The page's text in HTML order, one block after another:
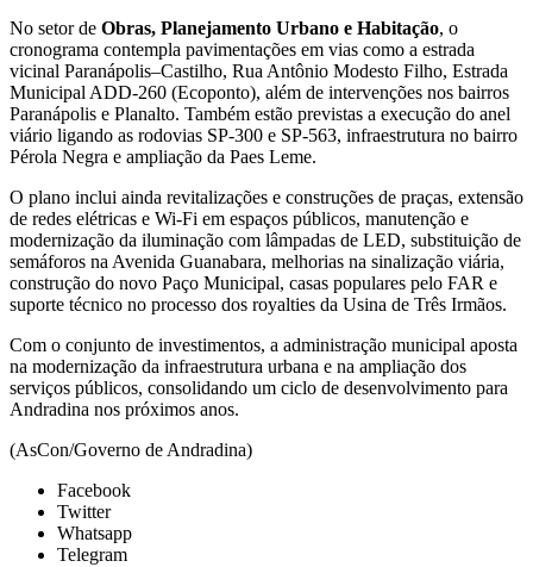
No setor de Obras, Planejamento Urbano e Habitação, o
cronograma contempla pavimentações em vias como a estrada
vicinal Paranápolis–Castilho, Rua Antônio Modesto Filho, Estrada
Municipal ADD-260 (Ecoponto), além de intervenções nos bairros
Paranápolis e Planalto. Também estão previstas a execução do anel
viário ligando as rodovias SP-300 e SP-563, infraestrutura no bairro
Pérola Negra e ampliação da Paes Leme.
O plano inclui ainda revitalizações e construções de praças, extensão
de redes elétricas e Wi-Fi em espaços públicos, manutenção e
modernização da iluminação com lâmpadas de LED, substituição de
semáforos na Avenida Guanabara, melhorias na sinalização viária,
construção do novo Paço Municipal, casas populares pelo FAR e
suporte técnico no processo dos royalties da Usina de Três Irmãos.
Com o conjunto de investimentos, a administração municipal aposta
na modernização da infraestrutura urbana e na ampliação dos
serviços públicos, consolidando um ciclo de desenvolvimento para
Andradina nos próximos anos.
(AsCon/Governo de Andradina)
Facebook
Twitter
Whatsapp
Telegram